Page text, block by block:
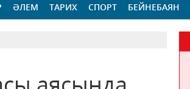
ӘЛЕМ ТАРИХ СПОРТ БЕЙНЕБАЯН